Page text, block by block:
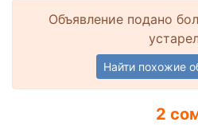
Объявление подано
Найти похожие
2